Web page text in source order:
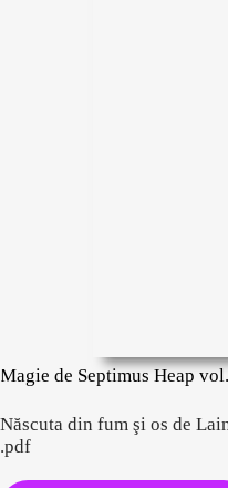
Magie de Septimus Heap
Născuta din fum şi os de
.pdf